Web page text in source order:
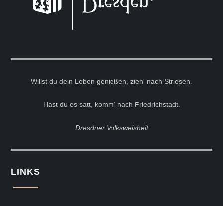
Willst du dein Leben genießen, zieh' nach Striesen.
Hast du es satt, komm' nach Friedrichstadt.
Dresdner Volksweisheit
LINKS